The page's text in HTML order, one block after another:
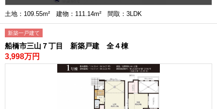
土地：109.55m² 建物：111.14m² 間取：3LDK
新築一戸建て
船橋市三山７丁目 新築戸建 全４棟
3,998万円